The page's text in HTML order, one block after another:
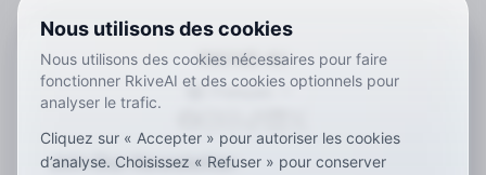
Nous utilisons des cookies
Nous utilisons des cookies nécessaires pour faire
fonctionner RkiveAI et des cookies optionnels pour
analyser le trafic.
Cliquez sur « Accepter » pour autoriser les cookies
d’analyse. Choisissez « Refuser » pour conserver
RKIVE AI
Français
Join Our Newsletter